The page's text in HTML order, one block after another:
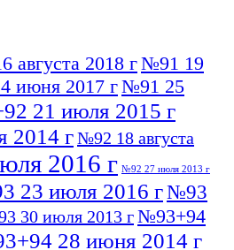
августа 2018 г№91 19
июня 2017 г№91 25
21 июля 2015 г
2014 г№92 18 августа
2016 г №92 27 июля 2013 г
23 июля 2016 г№93
30 июля 2013 г№93+94
28 июня 2014 г